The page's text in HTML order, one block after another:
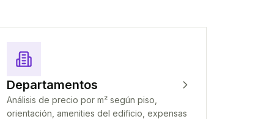
Departamentos
Análisis de precio por m² según piso,
orientación, amenities del edificio, expensas